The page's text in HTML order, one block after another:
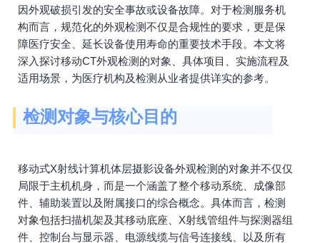
因外观破损引发的安全事故或设备故障。对于检测服务机
构而言，规范化的外观检测不仅是合规性的要求，更是保
障医疗安全、延长设备使用寿命的重要技术手段。本文将
深入探讨移动CT外观检测的对象、具体项目、实施流程及
适用场景，为医疗机构及检测从业者提供详实的参考。
检测对象与核心目的
移动式X射线计算机体层摄影设备外观检测的对象并不仅仅
局限于主机机身，而是一个涵盖了整个移动系统、成像部
件、辅助装置以及附属接口的综合概念。具体而言，检测
对象包括扫描机架及其移动底座、X射线管组件与探测器组
件、控制台与显示器、电源线缆与信号连接线、以及所有